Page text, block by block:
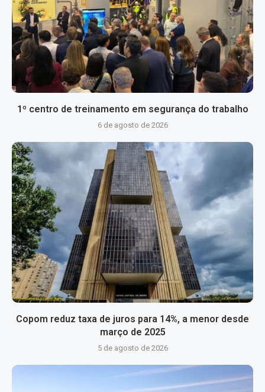
1º centro de treinamento em segurança do trabalho
6 de agosto de 2026
Copom reduz taxa de juros para 14%, a menor desde
março de 2025
5 de agosto de 2026